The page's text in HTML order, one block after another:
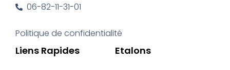
Etalons
Liens Rapides
06-82-11-31-01
Politique de confidentialité